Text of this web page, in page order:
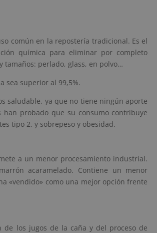
común en la repostería tradicional. Es el
química para eliminar por completo
tamaños: perlado, glass, en polvo…
sea superior al 99,5%.
saludable, ya que no tiene ningún aporte
probado que su consumo contribuye
tipo 2, y sobrepeso y obesidad.
a un menor procesamiento industrial.
acaramelado. Contiene un menor
«vendido» como una mejor opción frente
los jugos de la caña y del proceso de